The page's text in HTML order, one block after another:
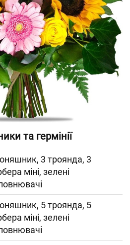
та гермінії
3 троянда, 3
міні, зелені
5 троянда, 5
міні, зелені